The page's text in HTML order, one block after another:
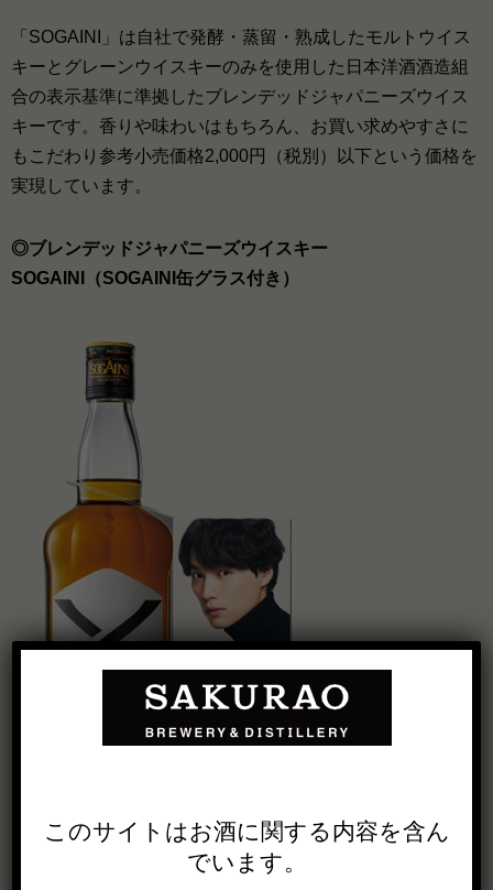
「SOGAINI」は自社で発酵・蒸留・熟成したモルトウイス
キーとグレーンウイスキーのみを使用した日本洋酒酒造組
合の表示基準に準拠したブレンデッドジャパニーズウイス
キーです。香りや味わいはもちろん、お買い求めやすさに
もこだわり参考小売価格2,000円（税別）以下という価格を
実現しています。
◎ブレンデッドジャパニーズウイスキー
SOGAINI（SOGAINI缶グラス付き）
このサイトは お酒に関する内容を含ん
でいます。